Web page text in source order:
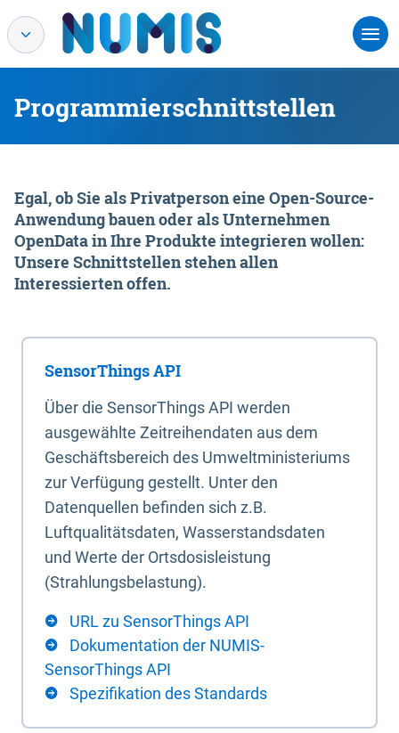
Programmierschnittstellen
Egal, ob Sie als Privatperson eine Open-Source-
Anwendung bauen oder als Unternehmen
OpenData in Ihre Produkte integrieren wollen:
Unsere Schnittstellen stehen allen
Interessierten offen.
SensorThings API
Über die SensorThings API werden
ausgewählte Zeitreihendaten aus dem
Geschäftsbereich des Umweltministeriums
zur Verfügung gestellt. Unter den
Datenquellen befinden sich z.B.
Luftqualitätsdaten, Wasserstandsdaten
und Werte der Ortsdosisleistung
(Strahlungsbelastung).
URL zu SensorThings API
Dokumentation der NUMIS-
SensorThings API
Spezifikation des Standards